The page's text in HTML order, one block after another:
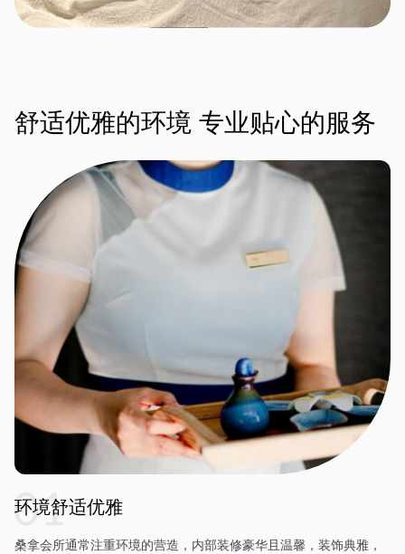
舒适优雅的环境 专业贴心的服务
环境舒适优雅
桑拿会所通常注重环境的营造，内部装修豪华且温馨，装饰典雅，